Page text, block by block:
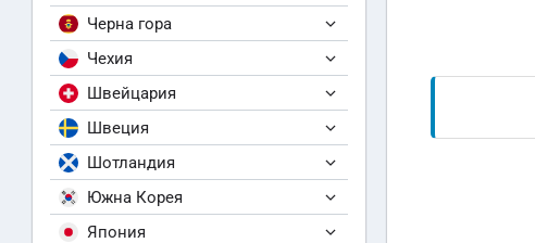
Черна гора
Чехия
Швейцария
Швеция
Шотландия
Южна Корея
Япония